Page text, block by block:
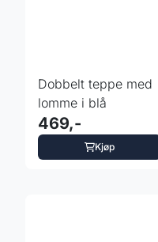
Dobbelt teppe med
lomme i blå
469,-
Kjøp